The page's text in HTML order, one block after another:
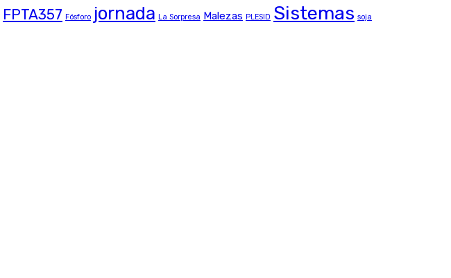
FPTA357 Fósforo jornada La Sorpresa Malezas PLESID Sistemas soja